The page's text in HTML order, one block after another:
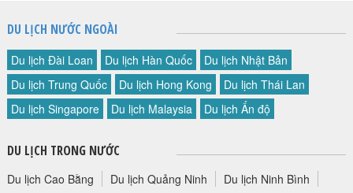
DU LỊCH NƯỚC NGOÀI
Du lịch Đài Loan Du lịch Hàn Quốc
Du lịch Nhật Bản
Du lịch Trung Quốc
Du lịch Hong Kong
Du lịch Thái Lan
Du lịch Singapore
Du lịch Malaysia Du lịch Ấn độ
DU LỊCH TRONG NƯỚC
Du lịch Cao Bằng Du lịch Quảng Ninh
Du lịch Ninh Bình